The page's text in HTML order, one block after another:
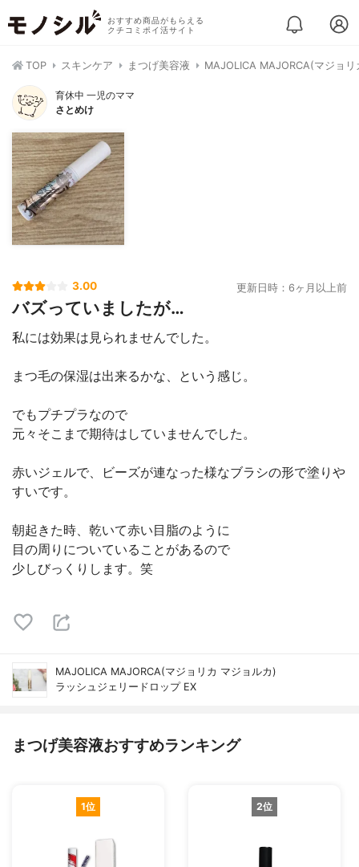
おすすめ商品がもらえる
クチコミポイ活サイト
TOP スキンケア まつげ美容液 MAJOLICA MAJORCA(マジョ
育休中 一児のママ
さとめけ
3.00 更新日時：6ヶ月以上前
バズっていましたが…
私には効果は見られませんでした。
まつ毛の保湿は出来るかな、という感じ。
でもプチプラなので
元々そこまで期待はしていませんでした。
赤いジェルで、ビーズが連なった様なブラシの形で塗りや
すいです。
朝起きた時、乾いて赤い目脂のように
目の周りについていることがあるので
少しびっくりします。笑
MAJOLICA MAJORCA(マジョリカ マジョルカ)
ラッシュジェリードロップ EX
まつげ美容液おすすめランキング
1位 2位